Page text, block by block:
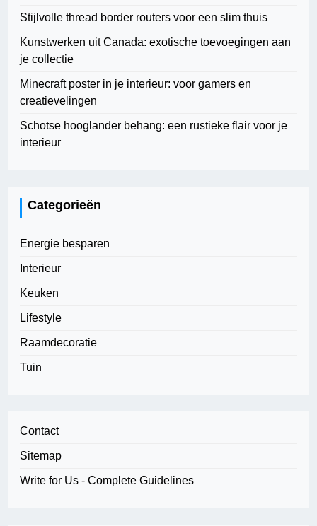
Stijlvolle thread border routers voor een slim thuis
Kunstwerken uit Canada: exotische toevoegingen aan
je collectie
Minecraft poster in je interieur: voor gamers en
creatievelingen
Schotse hooglander behang: een rustieke flair voor je
interieur
Categorieën
Energie besparen
Interieur
Keuken
Lifestyle
Raamdecoratie
Tuin
Contact
Sitemap
Write for Us - Complete Guidelines